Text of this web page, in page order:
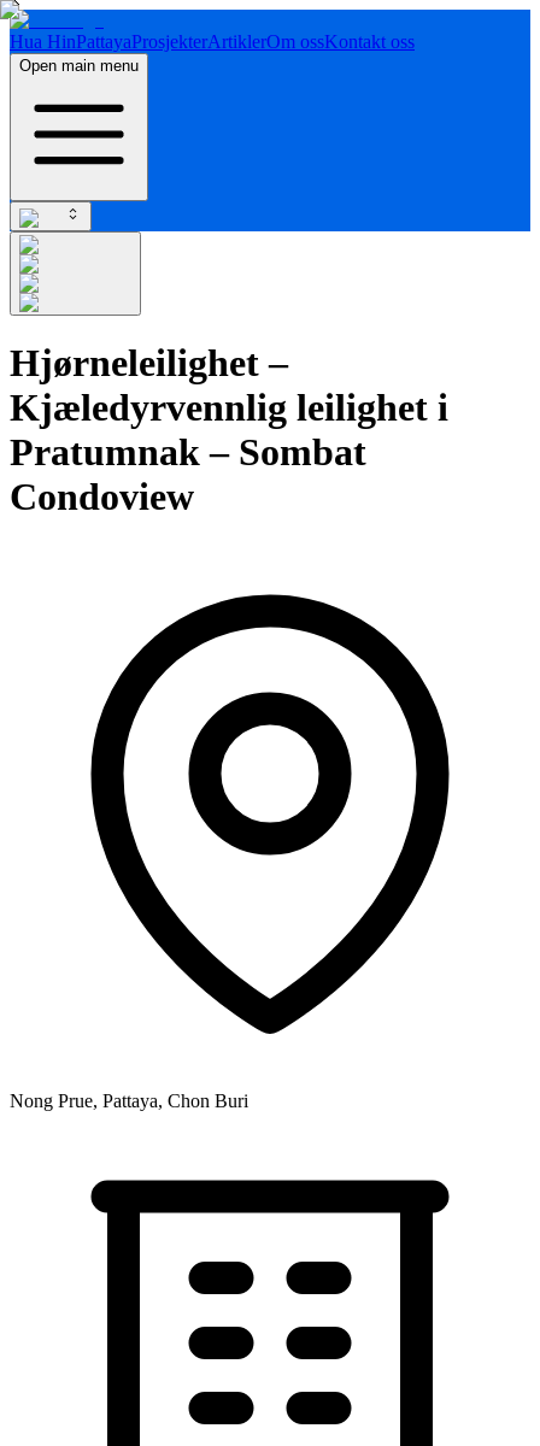
Hua HinPattayaProsjekterArtiklerOm ossKontakt oss
Open main menu
Hjørneleilighet –
Kjæledyrvennlig leilighet i
Pratumnak – Sombat
Condoview
Nong Prue, Pattaya, Chon Buri